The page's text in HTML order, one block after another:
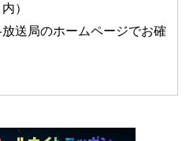
内）
送局のホームページでお確